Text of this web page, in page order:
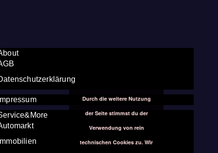
Durch die weitere Nutzung
der Seite stimmst du der
Verwendung von rein
technischen Cookies zu. Wir